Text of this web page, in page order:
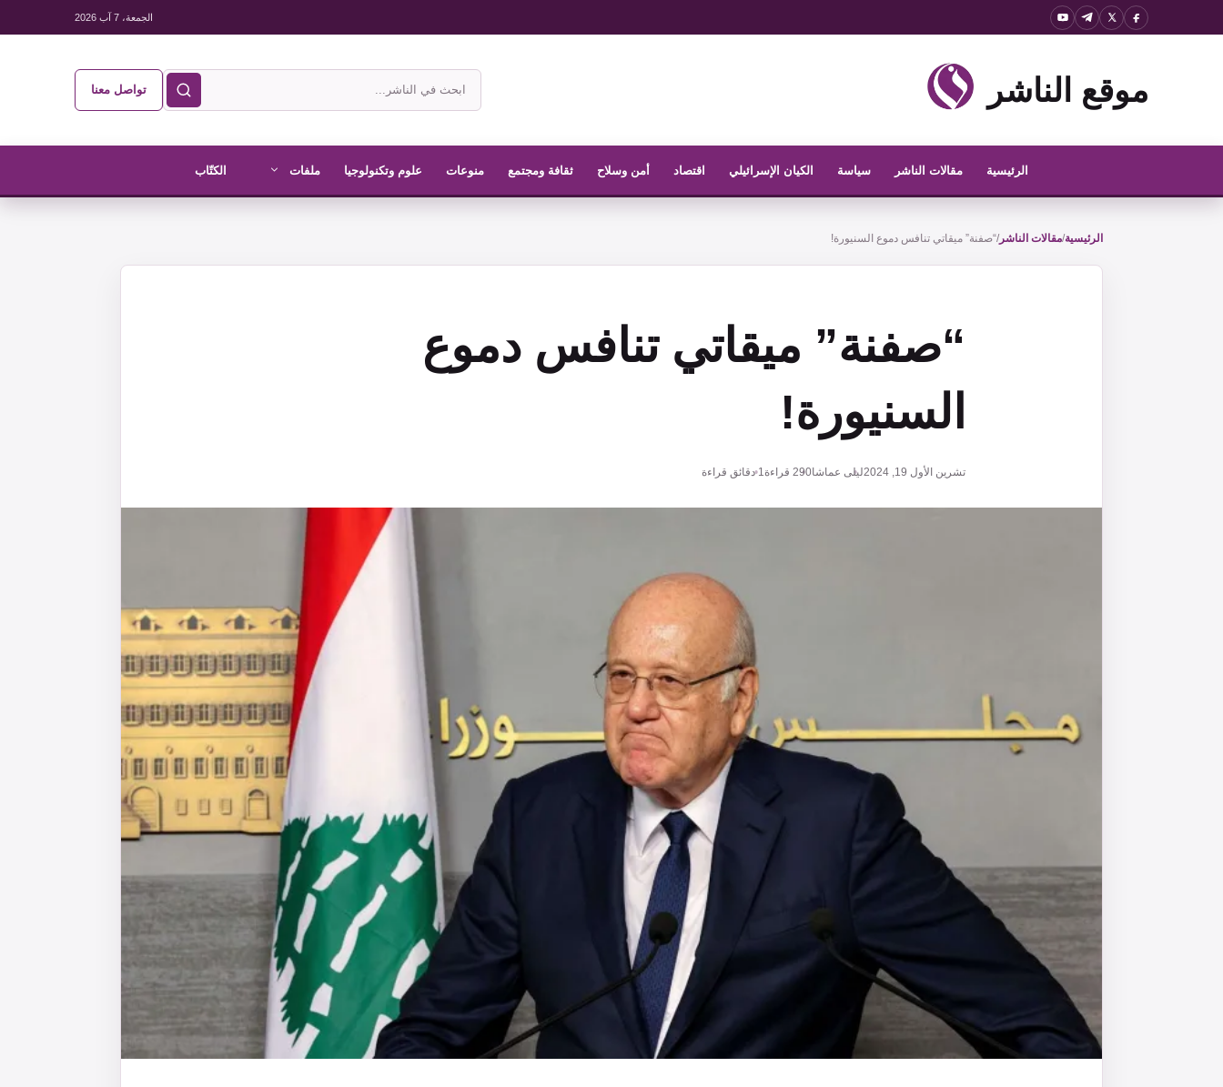
الجمعة، 7 آب 2026
موقع الناشر
ابحث
في
الناشر
تواصل معنا
الرئيسية مقالات الناشر سياسة الكيان الإسرائيلي اقتصاد أمن وسلاح ثقافة ومجتمع منوعات علوم وتكنولوجيا ملفات الكتّاب
الرئيسية/مقالات الناشر/“صفنة” ميقاتي تنافس دموع السنيورة!
“صفنة” ميقاتي تنافس دموع
السنيورة!
تشرين الأول 19, 2024 ليلى عماشا290 قراءة1 دقائق قراءة